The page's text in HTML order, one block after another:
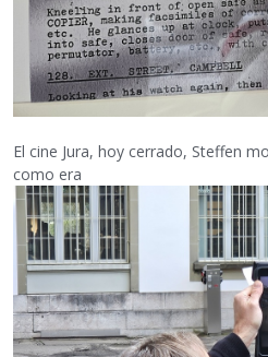
El cine Jura, hoy cerrado, Steffen
como era